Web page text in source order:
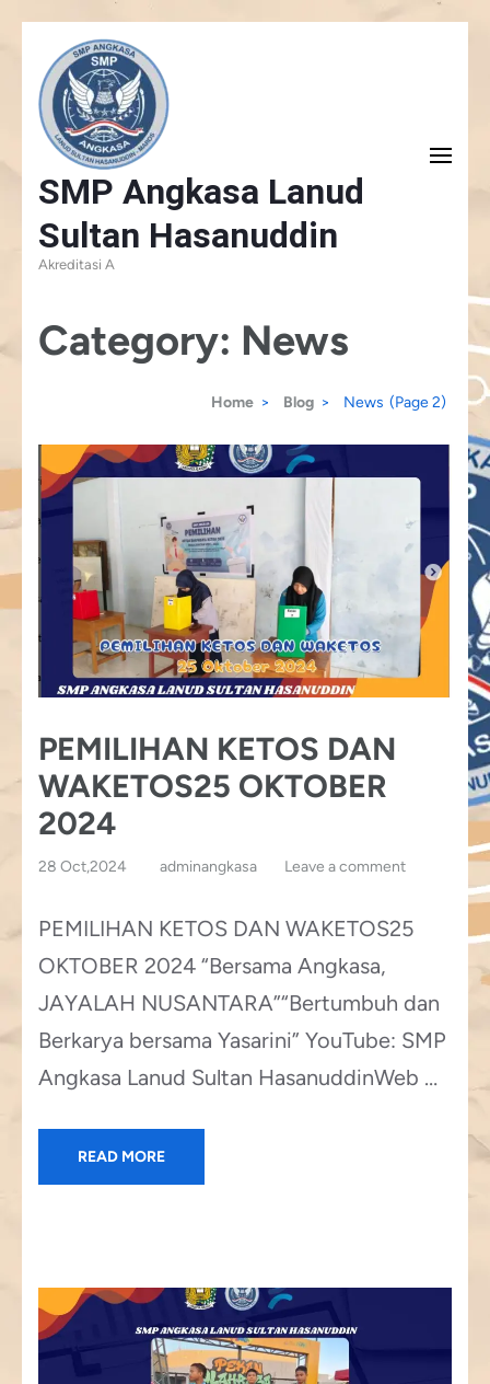
to
content
(Press
Enter)
SMP Angkasa Lanud
Sultan Hasanuddin
Akreditasi A
Category: News
Home > Blog > News (Page 2)
PEMILIHAN KETOS DAN
WAKETOS25 OKTOBER
2024
28 Oct,2024 adminangkasa Leave a comment
PEMILIHAN KETOS DAN WAKETOS25
OKTOBER 2024 “Bersama Angkasa,
JAYALAH NUSANTARA”“Bertumbuh dan
Berkarya bersama Yasarini” YouTube: SMP
Angkasa Lanud Sultan HasanuddinWeb …
READ MORE